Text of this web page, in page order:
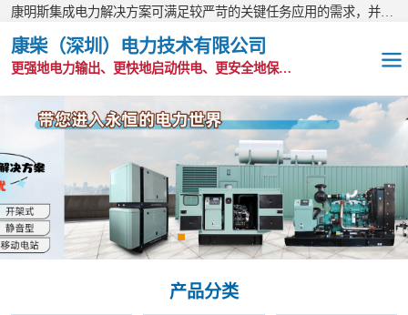
康柴（深圳）电力技术有限公司
更强地电力输出、更快地启动供电、更安全地保护功能
产品分类
OEM发电机组
静音发电机组
移动电站
发电机出租